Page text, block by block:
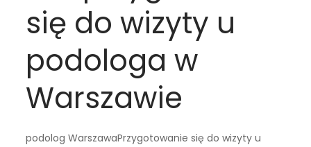
się do wizyty u
podologa w
Warszawie
podolog WarszawaPrzygotowanie się do wizyty u